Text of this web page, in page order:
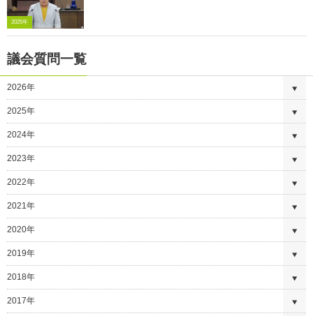
2025年
議会質問一覧
2026年
2025年
2024年
2023年
2022年
2021年
2020年
2019年
2018年
2017年